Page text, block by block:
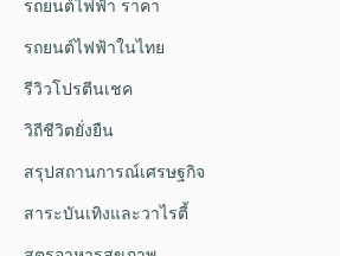
รถยนต์ไฟฟ้า ราคา
รถยนต์ไฟฟ้าในไทย
รีวิวโปรตีนเชค
วิถีชีวิตยั่งยืน
สรุปสถานการณ์เศรษฐกิจ
สาระบันเทิงและวาไรตี้